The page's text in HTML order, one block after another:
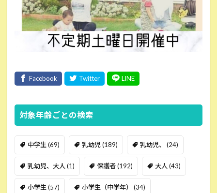
対象年齢ごとの検索
中学生 (69) 乳幼児(189) 乳幼児、 (24)
乳幼児、大人 (1) 保護者(192) 大人 (43)
小学生 (57) 小学生（中学年） (34)